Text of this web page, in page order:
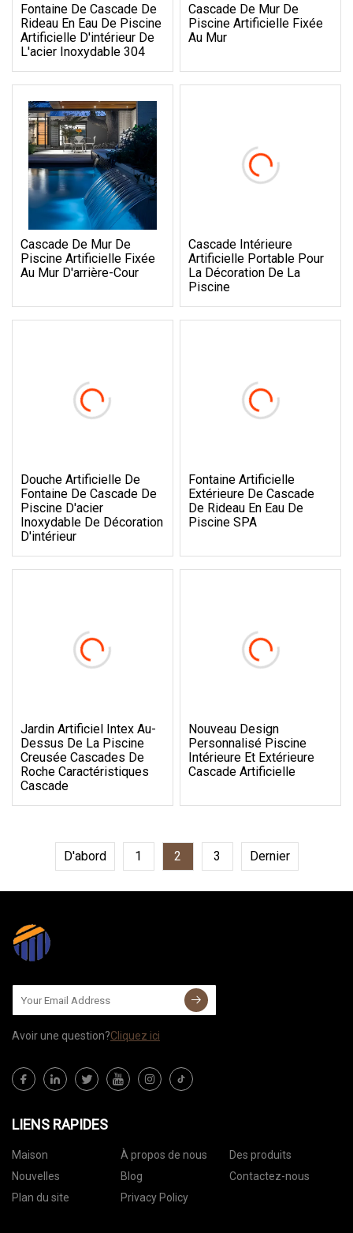
Fontaine De Cascade De
Rideau En Eau De Piscine
Artificielle D'intérieur De
L'acier Inoxydable 304
Cascade De Mur De
Piscine Artificielle Fixée
Au Mur
Cascade De Mur De
Piscine Artificielle Fixée
Au Mur D'arrière-Cour
Cascade Intérieure
Artificielle Portable Pour
La Décoration De La
Piscine
Douche Artificielle De
Fontaine De Cascade De
Piscine D'acier
Inoxydable De Décoration
D'intérieur
Fontaine Artificielle
Extérieure De Cascade
De Rideau En Eau De
Piscine SPA
Jardin Artificiel Intex Au-
Dessus De La Piscine
Creusée Cascades De
Roche Caractéristiques
Cascade
Nouveau Design
Personnalisé Piscine
Intérieure Et Extérieure
Cascade Artificielle
D'abord 1 2 3 Dernier
Avoir une question?Cliquez ici
LIENS RAPIDES
Maison À propos de nous
Des produits
Nouvelles
Blog
Contactez-nous
Plan du site
Privacy Policy